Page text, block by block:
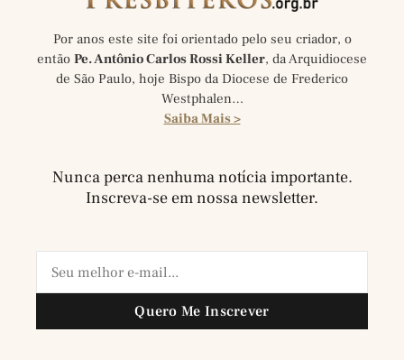
Por anos este site foi orientado pelo seu criador, o
então Pe. Antônio Carlos Rossi Keller, da Arquidiocese
de São Paulo, hoje Bispo da Diocese de Frederico
Westphalen…
Saiba Mais >
Nunca perca nenhuma notícia importante.
Inscreva-se em nossa newsletter.
Quero Me Inscrever